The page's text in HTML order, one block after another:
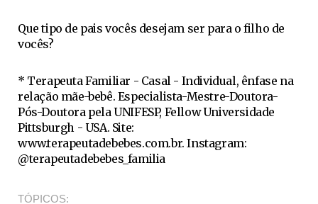
Que tipo de pais vocês desejam ser para o filho de
vocês?
* Terapeuta Familiar - Casal - Individual, ênfase na
relação mãe-bebê. Especialista-Mestre-Doutora-
Pós-Doutora pela UNIFESP, Fellow Universidade
Pittsburgh - USA. Site:
www.terapeutadebebes.com.br. Instagram:
@terapeutadebebes_familia
TÓPICOS